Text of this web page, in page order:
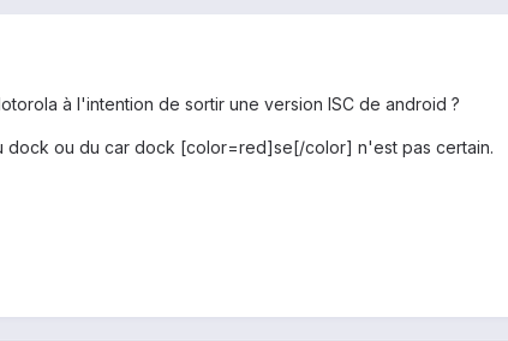
à l'intention de sortir une version ISC de android ?
dock ou du car dock [color=red]se[/color] n'est pas certain.